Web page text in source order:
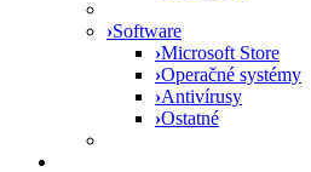
›Software
›Microsoft Store
›Operačné systémy
›Antivírusy
›Ostatné